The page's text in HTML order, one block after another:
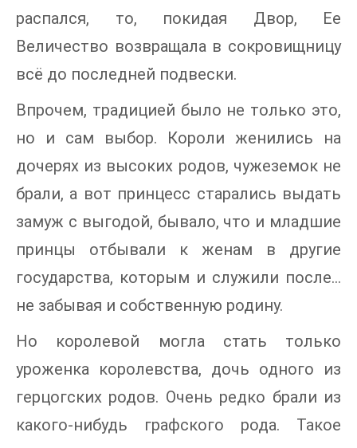
распался, то, покидая Двор, Ее
Величество возвращала в сокровищницу
всё до последней подвески.
Впрочем, традицией было не только это,
но и сам выбор. Короли женились на
дочерях из высоких родов, чужеземок не
брали, а вот принцесс старались выдать
замуж с выгодой, бывало, что и младшие
принцы отбывали к женам в другие
государства, которым и служили после…
не забывая и собственную родину.
Но королевой могла стать только
уроженка королевства, дочь одного из
герцогских родов. Очень редко брали из
какого-нибудь графского рода. Такое